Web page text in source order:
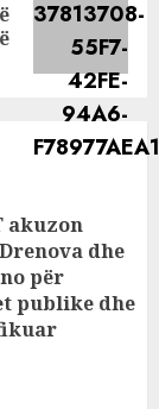
akuzon
dhe
për
publike dhe